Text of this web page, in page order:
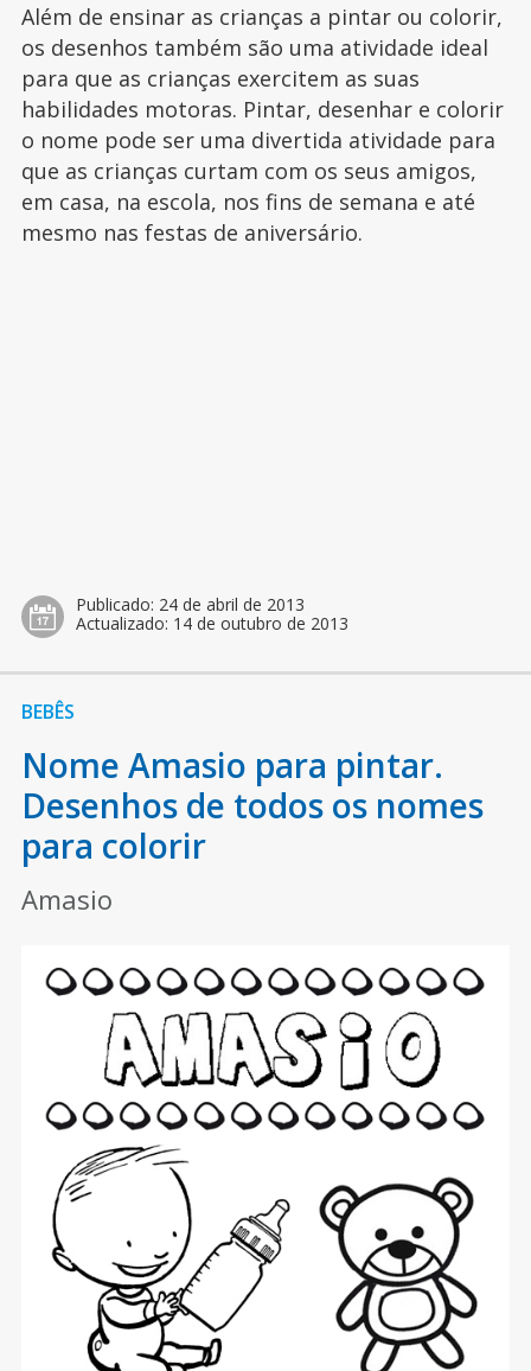
Além de ensinar as crianças a pintar ou colorir,
os desenhos também são uma atividade ideal
para que as crianças exercitem as suas
habilidades motoras. Pintar, desenhar e colorir
o nome pode ser uma divertida atividade para
que as crianças curtam com os seus amigos,
em casa, na escola, nos fins de semana e até
mesmo nas festas de aniversário.
Publicado: 24 de abril de 2013
Actualizado: 14 de outubro de 2013
BEBÊS
Nome Amasio para pintar.
Desenhos de todos os nomes
para colorir
Amasio